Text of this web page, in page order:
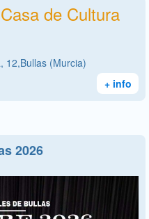
de Cultura
12,Bullas (Murcia)
+ info
2026